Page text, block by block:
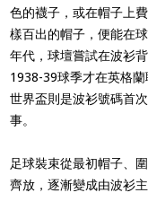
色的襪子，或在帽子上
樣百出的帽子，便能在
年代，球壇嘗試在波衫
1938-39球季才在英格
世界盃則是波衫號碼首
事。
足球裝束從最初帽子、
齊放，逐漸變成由波衫主